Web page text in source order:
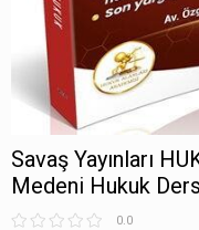
Savaş Yayınları
Medeni Hukuk
0.0